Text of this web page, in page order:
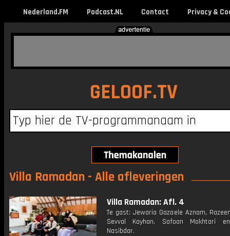
Nederland.FM Podcast.NL Contact Privacy &
GELOOF.TV
Villa Ramadan - Alle afleveringen
Villa Ramadan: Afl. 4
Te gast: Jewaria Gazaele Aznam,
Sevval Kayhan, Safoan Mokhtari
Nasibdar.